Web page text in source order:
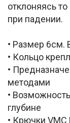
отклоняясь
при падении.
• Размер 6см.
• Кольцо
•
методами
•
глубине
• Крючки